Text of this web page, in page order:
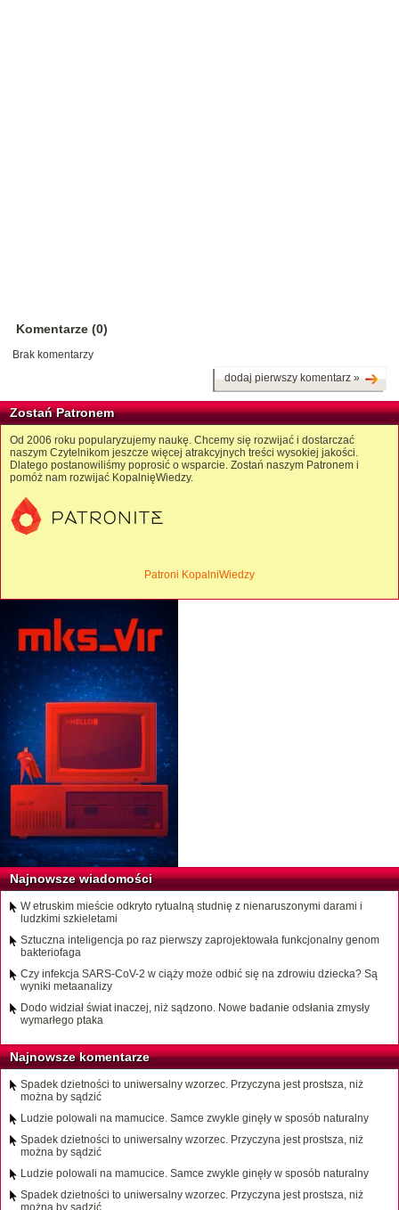
Komentarze (0)
Brak komentarzy
dodaj pierwszy komentarz »
Zostań Patronem
Od 2006 roku popularyzujemy naukę. Chcemy się rozwijać i dostarczać
naszym Czytelnikom jeszcze więcej atrakcyjnych treści wysokiej jakości.
Dlatego postanowiliśmy poprosić o wsparcie. Zostań naszym Patronem i
pomóż nam rozwijać KopalnięWiedzy.
Patroni KopalniWiedzy
Najnowsze wiadomości
W etruskim mieście odkryto rytualną studnię z nienaruszonymi darami i
ludzkimi szkieletami
Sztuczna inteligencja po raz pierwszy zaprojektowała funkcjonalny genom
bakteriofaga
Czy infekcja SARS-CoV-2 w ciąży może odbić się na zdrowiu dziecka? Są
wyniki metaanalizy
Dodo widział świat inaczej, niż sądzono. Nowe badanie odsłania zmysły
wymarłego ptaka
Najnowsze komentarze
Spadek dzietności to uniwersalny wzorzec. Przyczyna jest prostsza, niż
można by sądzić
Ludzie polowali na mamucice. Samce zwykle ginęły w sposób naturalny
Spadek dzietności to uniwersalny wzorzec. Przyczyna jest prostsza, niż
można by sądzić
Ludzie polowali na mamucice. Samce zwykle ginęły w sposób naturalny
Spadek dzietności to uniwersalny wzorzec. Przyczyna jest prostsza, niż